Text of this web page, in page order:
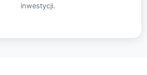
inwestycji.